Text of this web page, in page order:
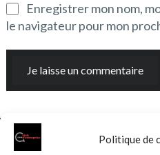
Politique de
Enregistrer mon nom,
le navigateur pour mon
© 2026 Clubentreprise.fr